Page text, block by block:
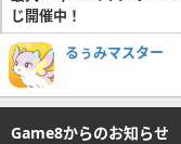
じ開催中！
るぅみマスター
Game8からのお知らせ